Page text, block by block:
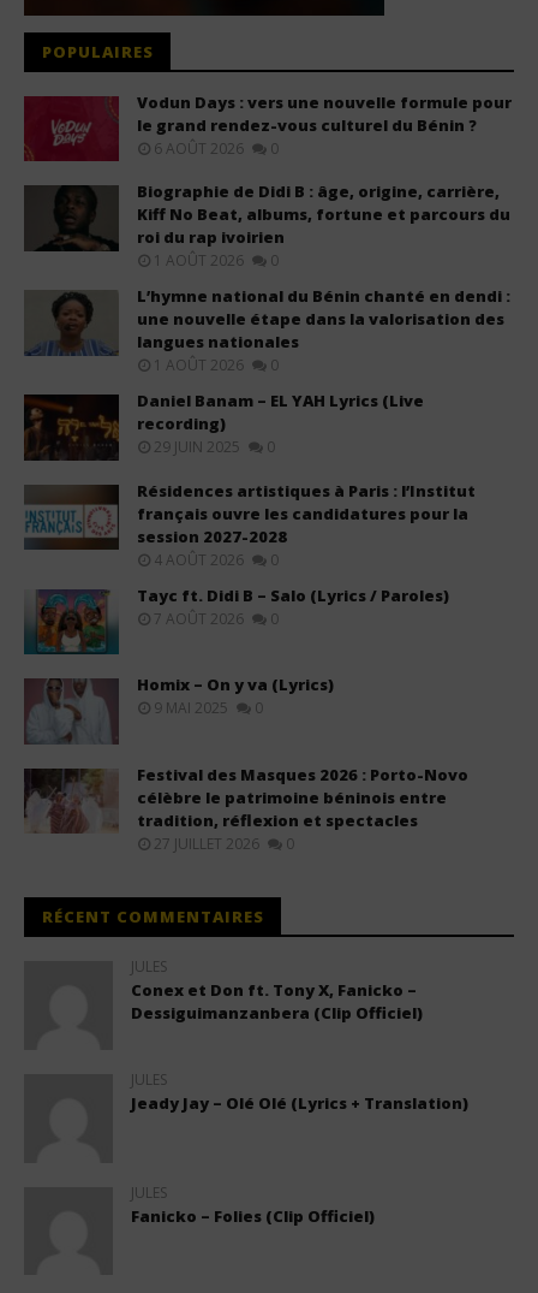
POPULAIRES
Vodun Days : vers une nouvelle formule pour
le grand rendez-vous culturel du Bénin ?
6 AOÛT 2026 0
Biographie de Didi B : âge, origine, carrière,
Kiff No Beat, albums, fortune et parcours du
roi du rap ivoirien
1 AOÛT 2026 0
L’hymne national du Bénin chanté en dendi :
une nouvelle étape dans la valorisation des
langues nationales
1 AOÛT 2026 0
Daniel Banam – EL YAH Lyrics (Live
recording)
29 JUIN 2025 0
Résidences artistiques à Paris : l’Institut
français ouvre les candidatures pour la
session 2027-2028
4 AOÛT 2026 0
Tayc ft. Didi B – Salo (Lyrics / Paroles)
7 AOÛT 2026 0
Homix – On y va (Lyrics)
9 MAI 2025 0
Festival des Masques 2026 : Porto-Novo
célèbre le patrimoine béninois entre
tradition, réflexion et spectacles
27 JUILLET 2026 0
RÉCENT COMMENTAIRES
JULES
Conex et Don ft. Tony X, Fanicko –
Dessiguimanzanbera (Clip Officiel)
JULES
Jeady Jay – Olé Olé (Lyrics + Translation)
JULES
Fanicko – Folies (Clip Officiel)